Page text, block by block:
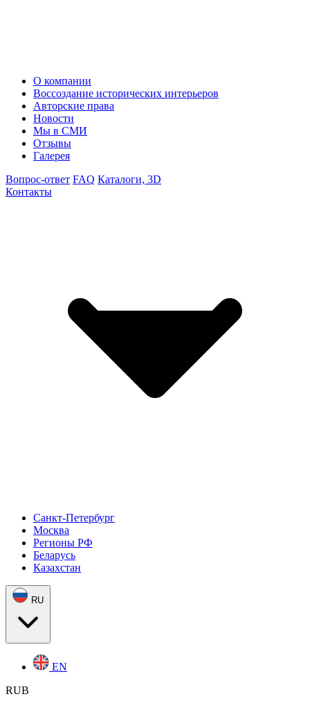
О компании
Воссоздание исторических интерьеров
Авторские права
Новости
Мы в СМИ
Отзывы
Галерея
Вопрос-ответ FAQ Каталоги, 3D
Контакты
Санкт-Петербург
Москва
Регионы РФ
Беларусь
Казахстан
RU
EN
RUB